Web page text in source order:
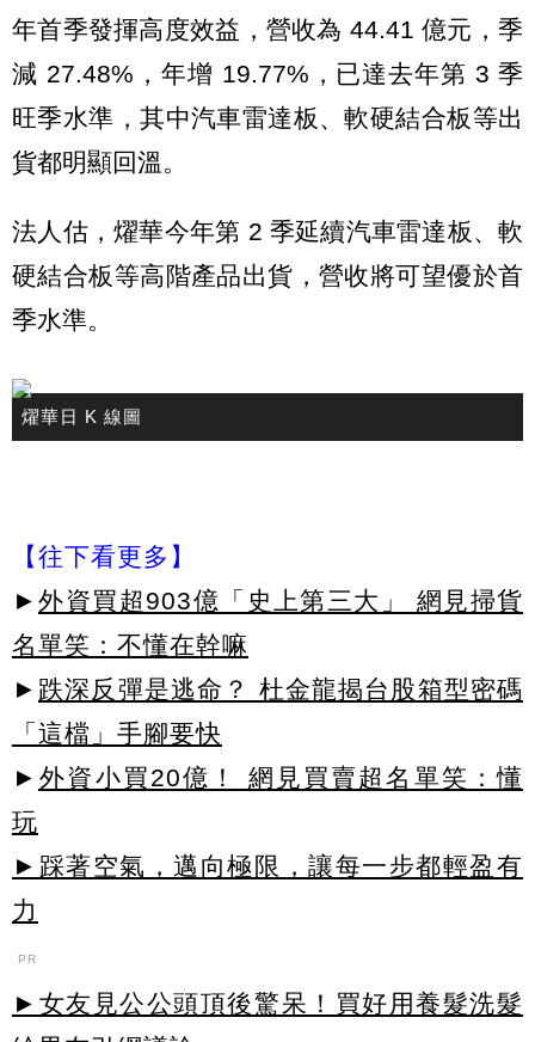
年首季發揮高度效益，營收為 44.41 億元，季
減 27.48%，年增 19.77%，已達去年第 3 季
旺季水準，其中汽車雷達板、軟硬結合板等出
貨都明顯回溫。
法人估，燿華今年第 2 季延續汽車雷達板、軟
硬結合板等高階產品出貨，營收將可望優於首
季水準。
燿華日 K 線圖
【往下看更多】
► 外資買超903億「史上第三大」 網見掃貨
名單笑：不懂在幹嘛
► 跌深反彈是逃命？ 杜金龍揭台股箱型密碼
「這檔」手腳要快
► 外資小買20億！ 網見買賣超名單笑：懂
玩
►踩著空氣，邁向極限，讓每一步都輕盈有
力
PR
►女友見公公頭頂後驚呆！買好用養髮洗髮